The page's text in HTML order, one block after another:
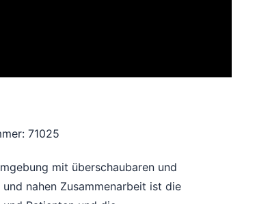
71025
mit überschaubaren und
nahen Zusammenarbeit ist die